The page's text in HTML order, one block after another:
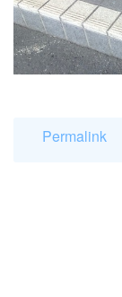
Permalink